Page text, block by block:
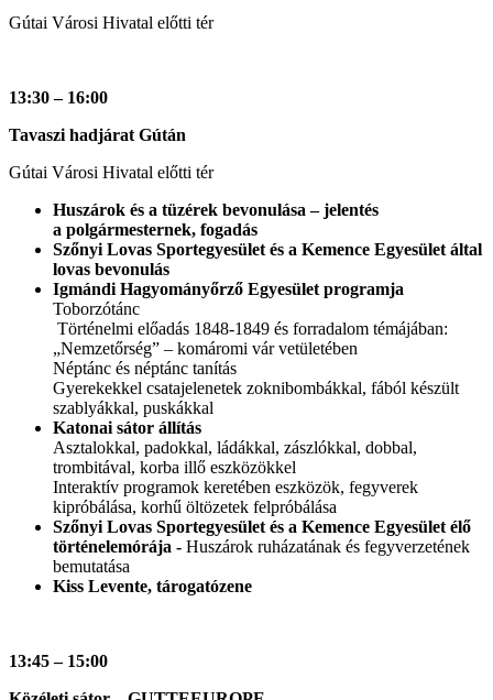
Gútai Városi Hivatal előtti tér
13:30 – 16:00
Tavaszi hadjárat Gútán
Gútai Városi Hivatal előtti tér
Huszárok és a tüzérek bevonulása – jelentés
a polgármesternek, fogadás
Szőnyi Lovas Sportegyesület és a Kemence Egyesület által
lovas bevonulás
Igmándi Hagyományőrző Egyesület programja
Toborzótánc
Történelmi előadás 1848-1849 és forradalom témájában:
„Nemzetőrség” – komáromi vár vetületében
Néptánc és néptánc tanítás
Gyerekekkel csatajelenetek zoknibombákkal, fából készült
szablyákkal, puskákkal
Katonai sátor állítás
Asztalokkal, padokkal, ládákkal, zászlókkal, dobbal,
trombitával, korba illő eszközökkel
Interaktív programok keretében eszközök, fegyverek
kipróbálása, korhű öltözetek felpróbálása
Szőnyi Lovas Sportegyesület és a Kemence Egyesület élő
történelemórája - Huszárok ruházatának és fegyverzetének
bemutatása
Kiss Levente, tárogatózene
13:45 – 15:00